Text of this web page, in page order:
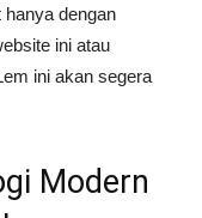
dengan
ini atau
ini akan segera
Modern